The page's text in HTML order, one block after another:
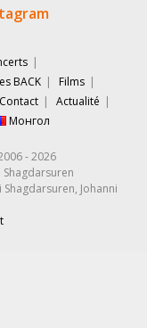
BACK
Films
Contact
Actualité
Монгол
- 2026
Johanni